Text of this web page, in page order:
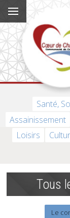
Santé,
Assainissement
Loisirs
Tous
Le